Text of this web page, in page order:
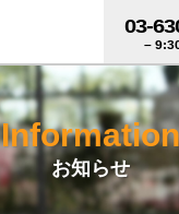
03-
–
Information
お知らせ